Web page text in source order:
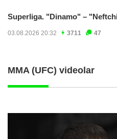
Superliga. "Dinamo" –
03.08.2026 20:32 3711 47
MMA (UFC) videolar